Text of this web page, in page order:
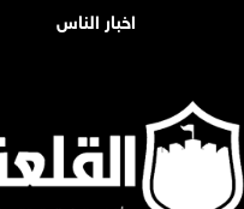
اخبار الناس